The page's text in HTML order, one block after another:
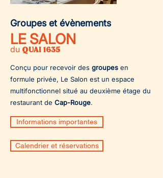
Groupes et évènements
LE SALON
du QUAI 1635
Conçu pour recevoir des groupes en
formule privée, Le Salon est un espace
multifonctionnel situé au deuxième étage du
restaurant de Cap-Rouge.
Informations importantes
Calendrier et réservations